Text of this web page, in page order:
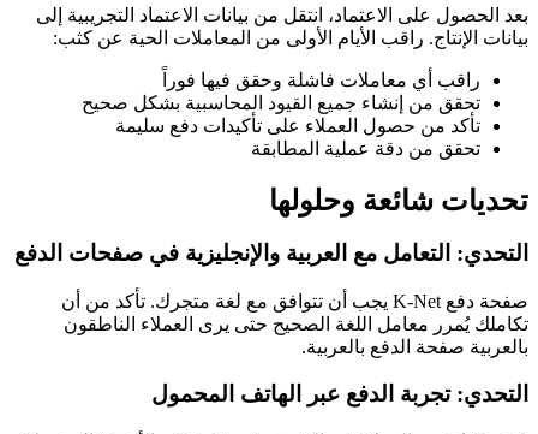
بعد الحصول على الاعتماد، انتقل من بيانات الاعتماد التجريبية إلى
بيانات الإنتاج. راقب الأيام الأولى من المعاملات الحية عن كثب:
راقب أي معاملات فاشلة وحقق فيها فوراً
تحقق من إنشاء جميع القيود المحاسبية بشكل صحيح
تأكد من حصول العملاء على تأكيدات دفع سليمة
تحقق من دقة عملية المطابقة
تحديات شائعة وحلولها
التحدي: التعامل مع العربية والإنجليزية في صفحات الدفع
صفحة دفع K-Net يجب أن تتوافق مع لغة متجرك. تأكد من أن
تكاملك يُمرر معامل اللغة الصحيح حتى يرى العملاء الناطقون
بالعربية صفحة الدفع بالعربية.
التحدي: تجربة الدفع عبر الهاتف المحمول